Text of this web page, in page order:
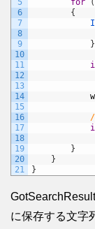
5
6
7
8
9
10
11
12
13
14
15
16
17
18
19
20
21
for
(
{
}
}
}
}
に保存する文字